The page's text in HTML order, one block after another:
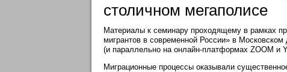
столичном мегаполисе
Материалы к семинару проходящему в рамках
мигрантов в современной России» в Московском
(и параллельно на онлайн-платформах ZOOM и
Миграционные процессы оказывали